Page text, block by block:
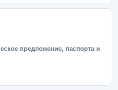
предложение, паспорта и